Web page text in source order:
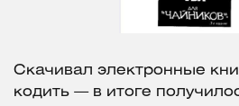
Скачивал электронные
кодить — в итоге